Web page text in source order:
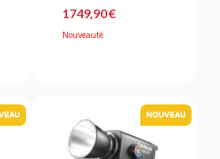
1749,90 €
Nouveauté